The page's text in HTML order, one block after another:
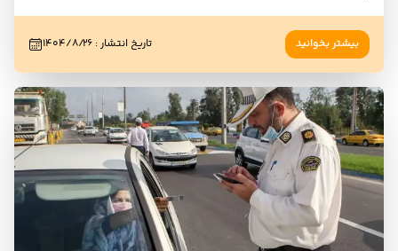
بیشتر بخوانید تاریخ انتشار: ۱۴۰۴/۸/۲۶